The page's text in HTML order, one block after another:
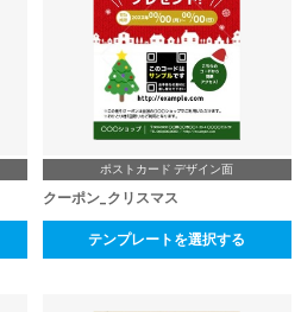
ポストカード デザイン面
クーポン_クリスマス
テンプレートを選択する